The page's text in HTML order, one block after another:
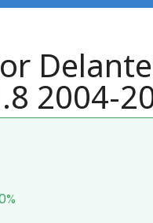
2004-